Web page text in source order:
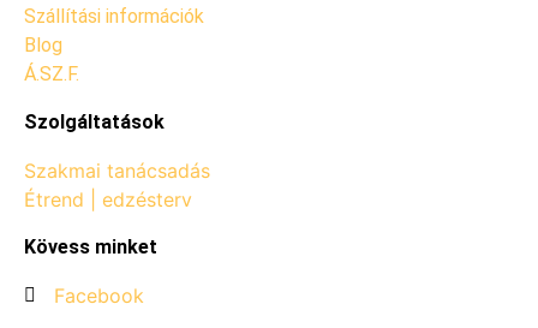
Szállítási információk
Blog
Á.SZ.F.
Szolgáltatások
Szakmai tanácsadás
Étrend | edzésterv
Kövess minket
Facebook